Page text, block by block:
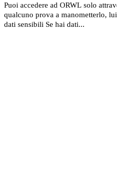
Puoi accedere ad ORWL solo
qualcuno prova a manometterlo,
dati sensibili Se hai dati...